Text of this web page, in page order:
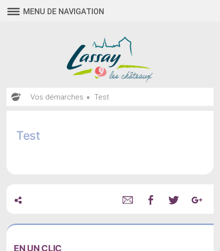
MENU DE NAVIGATION
Vos démarches • Test
Test
EN UN CLIC